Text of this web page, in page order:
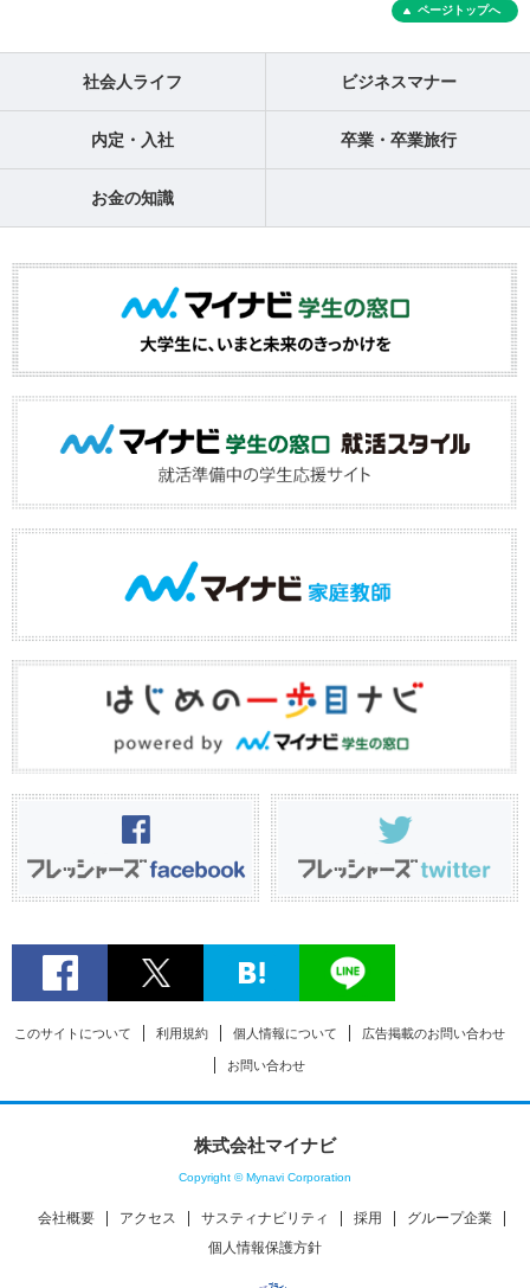
ページトップへ
社会人ライフ ビジネスマナー
内定・入社 卒業・卒業旅行
お金の知識
このサイトについて 利用規約 個人情報について 広告掲載のお問い合わせ
お問い合わせ
株式会社マイナビ
Copyright © Mynavi Corporation
会社概要 アクセス サスティナビリティ 採用
グループ企業
個人情報保護方針